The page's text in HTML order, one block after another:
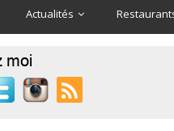
Actualités
moi
